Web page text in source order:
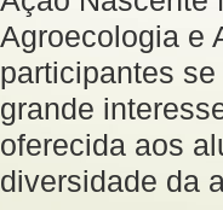
Agroecologia e
participantes
grande
oferecida aos
diversidade da